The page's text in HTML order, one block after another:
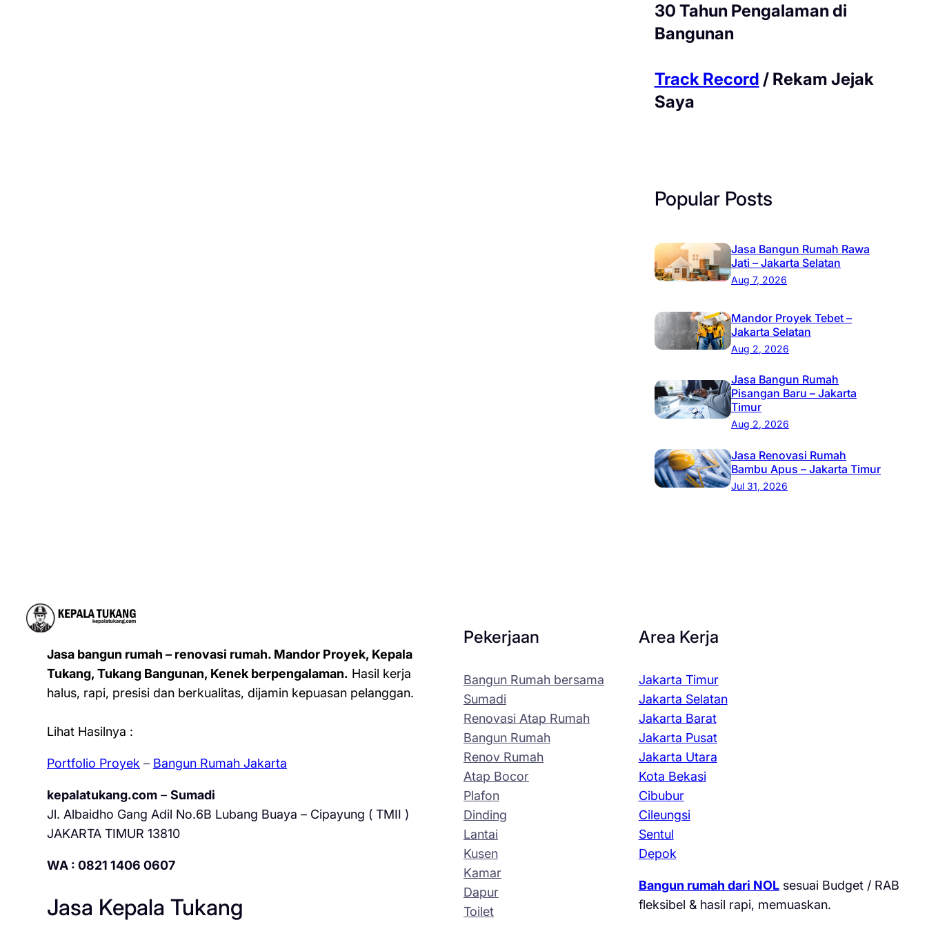
30 Tahun Pengalaman di
Bangunan
Track Record / Rekam Jejak
Saya
Popular Posts
Jasa Bangun Rumah Rawa
Jati – Jakarta Selatan
Aug 7, 2026
Mandor Proyek Tebet –
Jakarta Selatan
Aug 2, 2026
Jasa Bangun Rumah
Pisangan Baru – Jakarta
Timur
Aug 2, 2026
Jasa Renovasi Rumah
Bambu Apus – Jakarta Timur
Jul 31, 2026
Jasa bangun rumah – renovasi rumah. Mandor Proyek, Kepala
Tukang, Tukang Bangunan, Kenek berpengalaman. Hasil kerja
halus, rapi, presisi dan berkualitas, dijamin kepuasan pelanggan.
Lihat Hasilnya :
Portfolio Proyek – Bangun Rumah Jakarta
kepalatukang.com– Sumadi
Jl. Albaidho Gang Adil No.6B Lubang Buaya – Cipayung ( TMII )
JAKARTA TIMUR 13810
WA : 0821 1406 0607
Jasa Kepala Tukang
Pekerjaan
Bangun Rumah bersama
Sumadi
Renovasi Atap Rumah
Bangun Rumah
Renov Rumah
Atap Bocor
Plafon
Dinding
Lantai
Kusen
Kamar
Dapur
Toilet
Area Kerja
Jakarta Timur
Jakarta Selatan
Jakarta Barat
Jakarta Pusat
Jakarta Utara
Kota Bekasi
Cibubur
Cileungsi
Sentul
Depok
Bangun rumah dari NOLsesuai Budget / RAB
fleksibel & hasil rapi, memuaskan.